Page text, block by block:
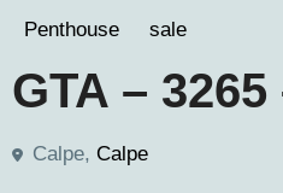
Penthouse sale
GTA –
Calpe, Calpe